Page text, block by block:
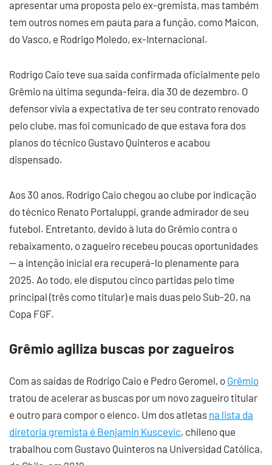
apresentar uma proposta pelo ex-gremista, mas também
tem outros nomes em pauta para a função, como Maicon,
do Vasco, e Rodrigo Moledo, ex-Internacional.
Rodrigo Caio teve sua saída confirmada oficialmente pelo
Grêmio na última segunda-feira, dia 30 de dezembro. O
defensor vivia a expectativa de ter seu contrato renovado
pelo clube, mas foi comunicado de que estava fora dos
planos do técnico Gustavo Quinteros e acabou
dispensado.
Aos 30 anos, Rodrigo Caio chegou ao clube por indicação
do técnico Renato Portaluppi, grande admirador de seu
futebol. Entretanto, devido à luta do Grêmio contra o
rebaixamento, o zagueiro recebeu poucas oportunidades
— a intenção inicial era recuperá-lo plenamente para
2025. Ao todo, ele disputou cinco partidas pelo time
principal (três como titular) e mais duas pelo Sub-20, na
Copa FGF.
Grêmio agiliza buscas por zagueiros
Com as saídas de Rodrigo Caio e Pedro Geromel, o Grêmio
tratou de acelerar as buscas por um novo zagueiro titular
e outro para compor o elenco. Um dos atletas na lista da
diretoria gremista é Benjamin Kuscevic, chileno que
trabalhou com Gustavo Quinteros na Universidad Católica,